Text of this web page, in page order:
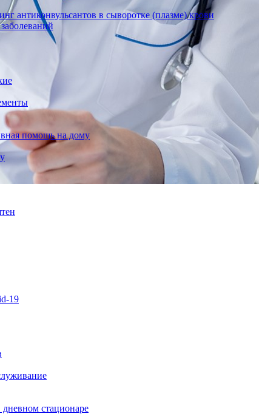
антиконвульсантов в сыворотке (плазме) крови
помощь на дому
19
стационаре